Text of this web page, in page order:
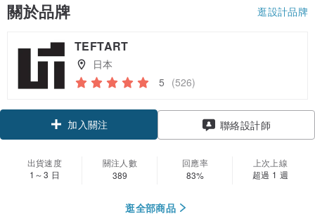
關於品牌 逛設計品牌
TEFTART
日本
5 (526)
加入關注 聯絡設計師
出貨速度
1～3 日
關注人數
389
回應率
83%
上次上線
超過 1 週
逛全部商品